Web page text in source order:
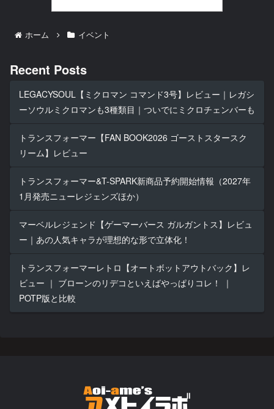
ホーム イベント
Recent Posts
LEGACYSOUL【ミクロマン コマンド3号】レビュー｜レガシ
ーソウルミクロマンも3種類目｜ついでにミクロチェンバーも
トランスフォーマー【FAN BOOK2026 ゴーストスタースク
リーム】レビュー
トランスフォーマー&T-SPARK新商品予約開始情報（2027年
1月発売ニューレジェンズほか）
マーベルレジェンド【ゲーマーバース ガルガントス】レビュ
ー｜あの人気キャラが理想的な形で立体化！
トランスフォーマーレトロ【オートボットアウトバック】レ
ビュー ｜ ブローンのリデコといえばやっぱりコレ！ ｜
POTP版と比較